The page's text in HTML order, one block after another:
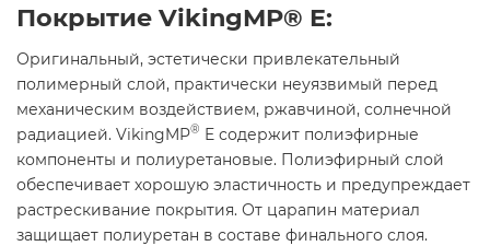
Покрытие VikingMP® E:
Оригинальный, эстетически привлекательный
полимерный слой, практически неуязвимый перед
механическим воздействием, ржавчиной, солнечной
радиацией. VikingMP® E содержит полиэфирные
компоненты и полиуретановые. Полиэфирный слой
обеспечивает хорошую эластичность и предупреждает
растрескивание покрытия. От царапин материал
защищает полиуретан в составе финального слоя.